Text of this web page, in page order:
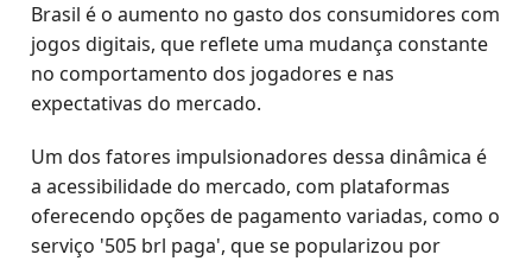
Brasil é o aumento no gasto dos consumidores com
jogos digitais, que reflete uma mudança constante
no comportamento dos jogadores e nas
expectativas do mercado.
Um dos fatores impulsionadores dessa dinâmica é
a acessibilidade do mercado, com plataformas
oferecendo opções de pagamento variadas, como o
serviço '505 brl paga', que se popularizou por